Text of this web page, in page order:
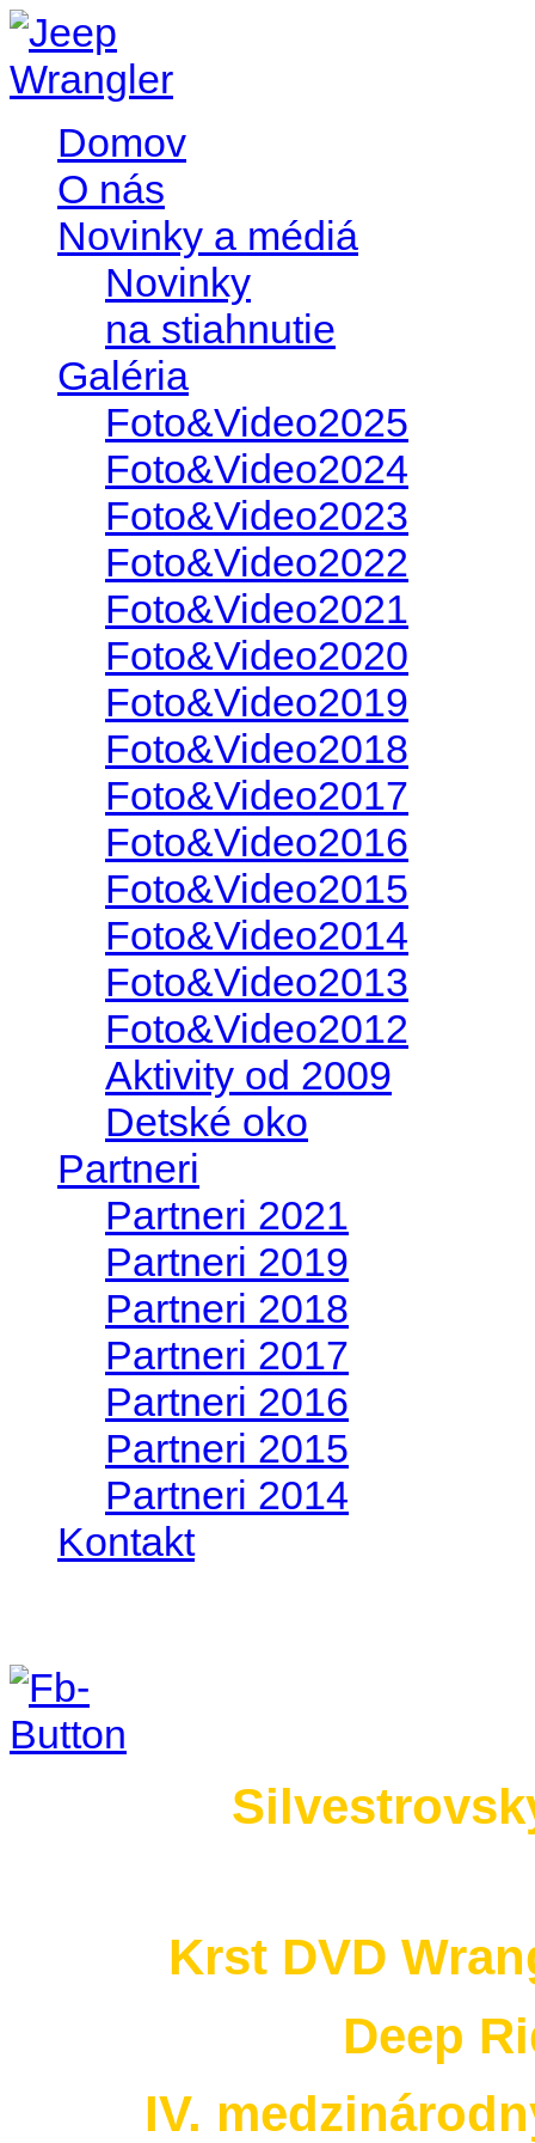
Domov
O nás
Novinky a médiá
Novinky
na stiahnutie
Galéria
Foto&Video2025
Foto&Video2024
Foto&Video2023
Foto&Video2022
Foto&Video2021
Foto&Video2020
Foto&Video2019
Foto&Video2018
Foto&Video2017
Foto&Video2016
Foto&Video2015
Foto&Video2014
Foto&Video2013
Foto&Video2012
Aktivity od 2009
Detské oko
Partneri
Partneri 2021
Partneri 2019
Partneri 2018
Partneri 2017
Partneri 2016
Partneri 2015
Partneri 2014
Kontakt
Krst DVD
Deep
IV.